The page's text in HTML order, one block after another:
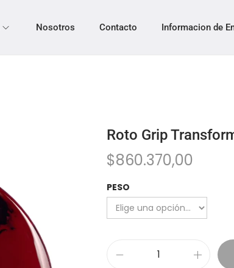
Nosotros Contacto Informacion de
Roto Grip
$860.370,00
PESO